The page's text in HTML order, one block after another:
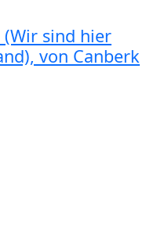
(Wir sind hier
von Canberk